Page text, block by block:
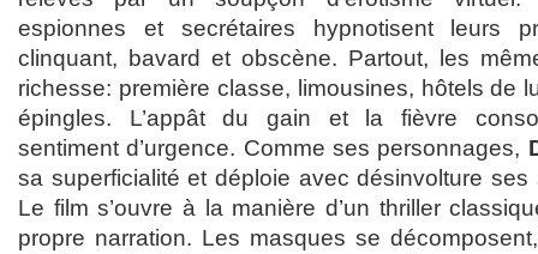
espionnes et secrétaires hypnotisent leurs
clinquant, bavard et obscène. Partout, les
richesse: première classe, limousines, hôtels de
épingles. L’appât du gain et la fièvre
sentiment d’urgence. Comme ses personnages,
sa superficialité et déploie avec désinvolture
Le film s’ouvre à la manière d’un thriller
propre narration. Les masques se